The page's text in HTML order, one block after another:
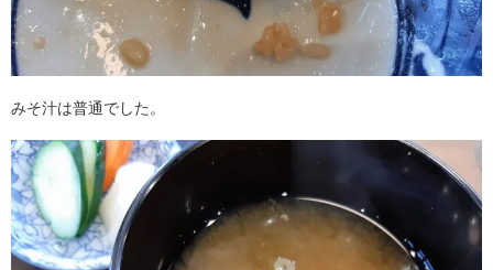
みそ汁は普通でした。